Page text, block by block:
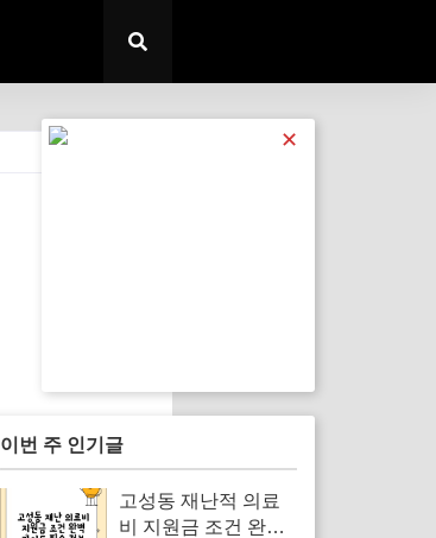
✕
이번 주 인기글
고성동 재난적 의료
비 지원금 조건 완벽